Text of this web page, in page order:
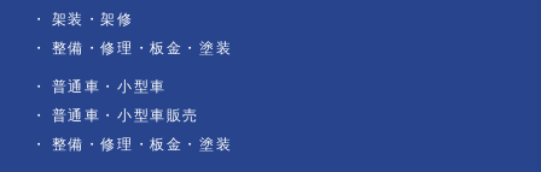
架装・架修
整備・修理・板金・塗装
普通車・小型車
普通車・小型車販売
整備・修理・板金・塗装